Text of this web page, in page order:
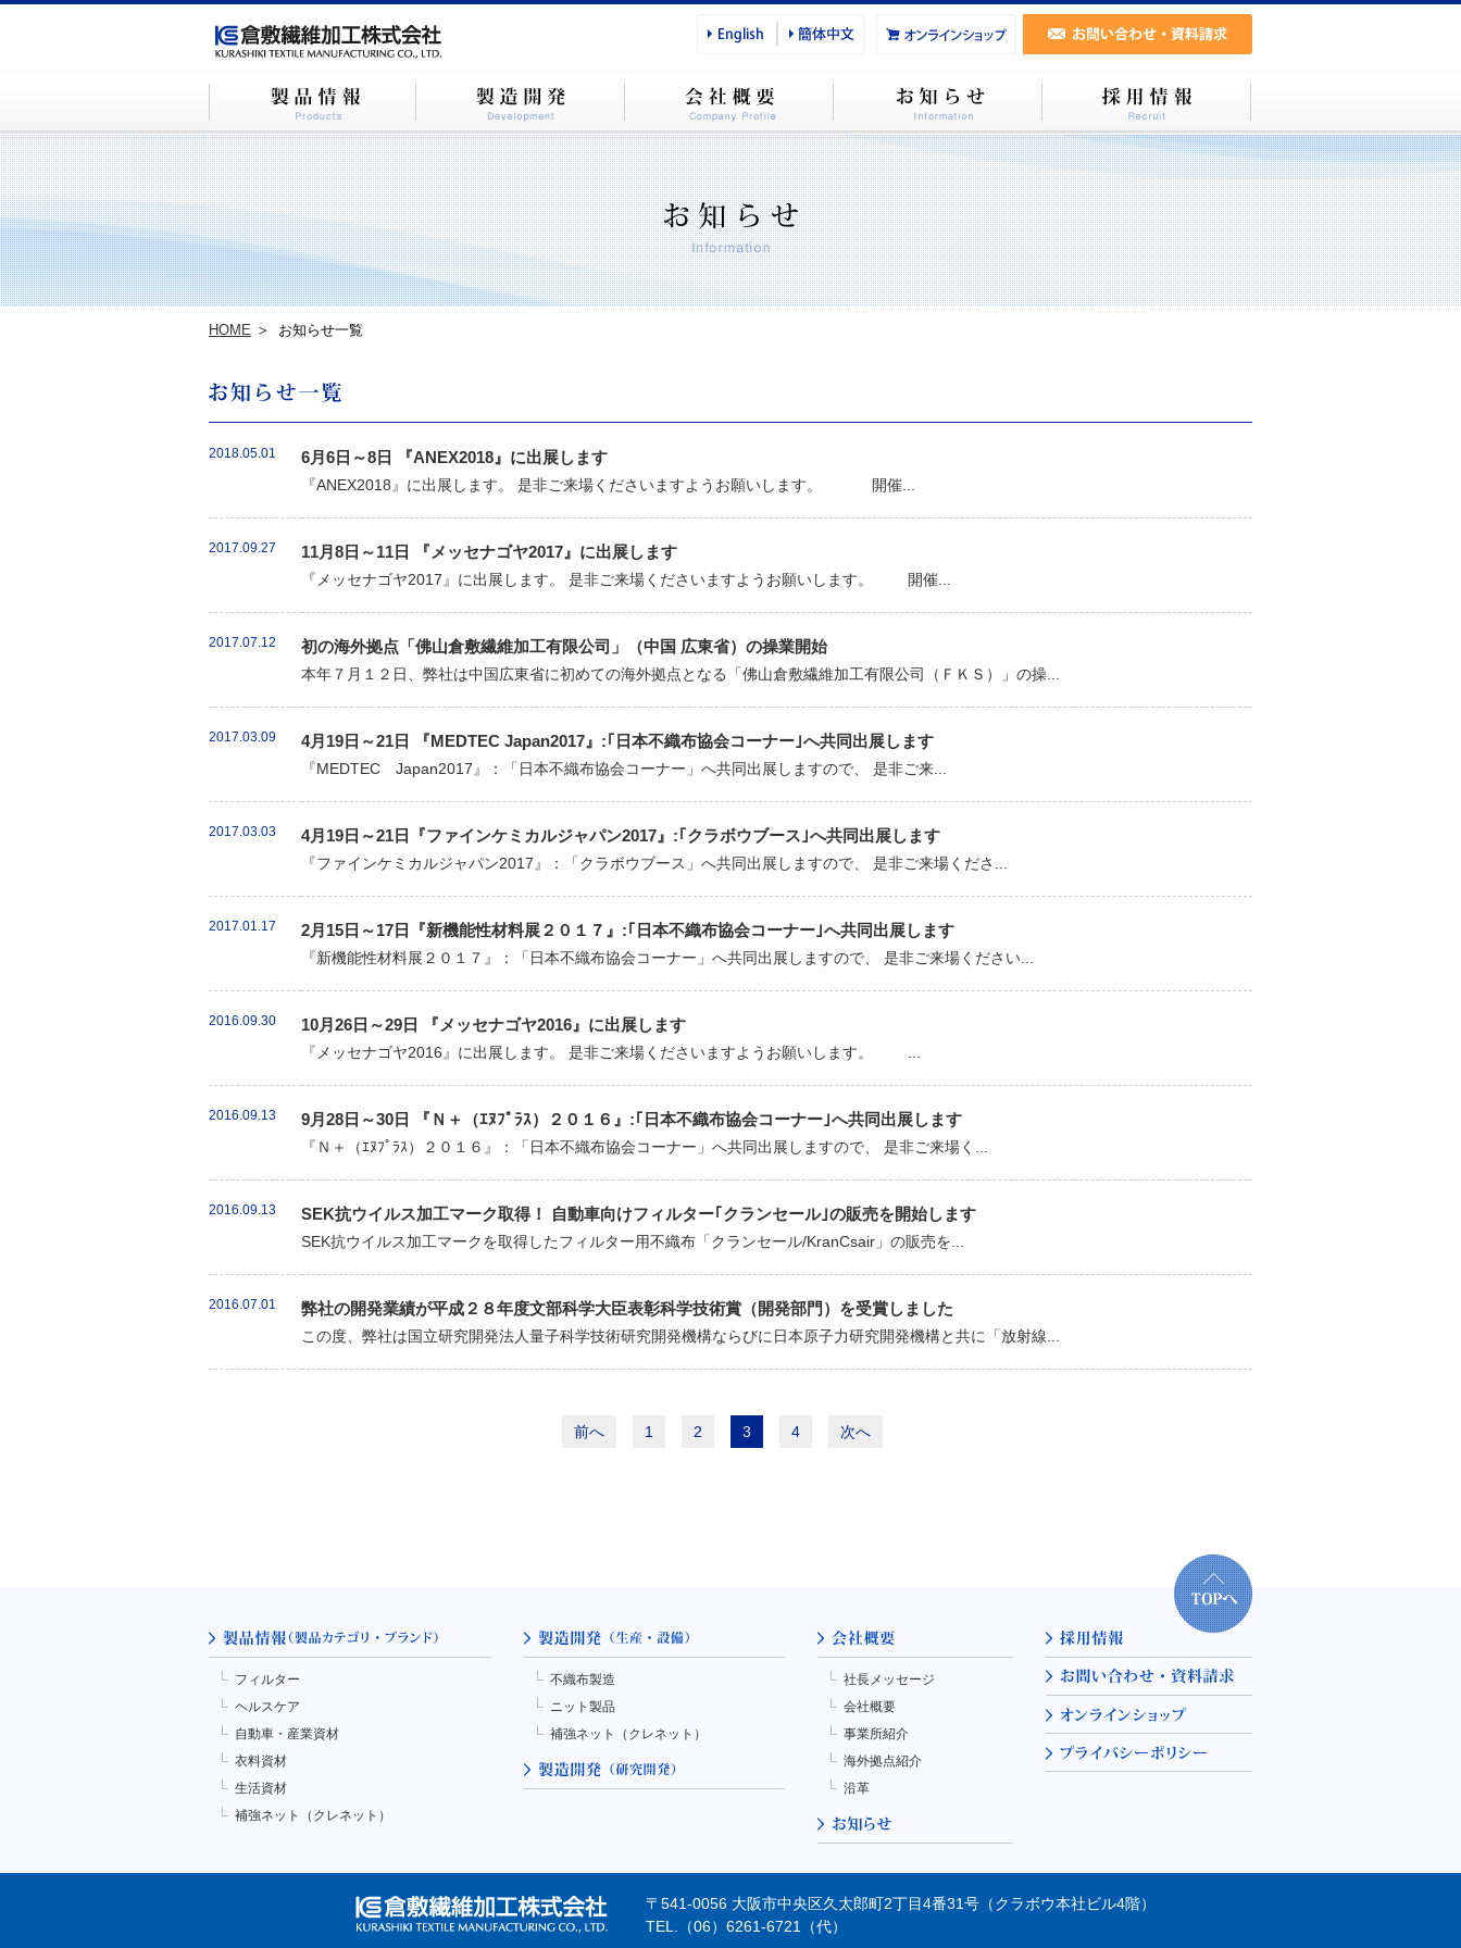
HOME お知らせ一覧
2018.05.01 6月6日～8日 『ANEX2018』に出展します
『ANEX2018』に出展します。 是非ご来場くださいますようお願いします。 開催...
2017.09.27 11月8日～11日 『メッセナゴヤ2017』に出展します
『メッセナゴヤ2017』に出展します。 是非ご来場くださいますようお願いします。 開催...
2017.07.12 初の海外拠点「佛山倉敷繊維加工有限公司」（中国 広東省）の操業開始
本年７月１２日、弊社は中国広東省に初めての海外拠点となる「佛山倉敷繊維加工有限公司（ＦＫＳ）」の操...
2017.03.09 4月19日～21日 『MEDTEC Japan2017』:｢日本不織布協会コーナー｣へ共同出展します
『MEDTEC Japan2017』：「日本不織布協会コーナー」へ共同出展しますので、 是非ご来...
2017.03.03 4月19日～21日『ファインケミカルジャパン2017』:｢クラボウブース｣へ共同出展します
『ファインケミカルジャパン2017』：「クラボウブース」へ共同出展しますので、 是非ご来場くださ...
2017.01.17 2月15日～17日『新機能性材料展２０１７』:｢日本不織布協会コーナー｣へ共同出展します
『新機能性材料展２０１７』：「日本不織布協会コーナー」へ共同出展しますので、 是非ご来場ください...
2016.09.30 10月26日～29日 『メッセナゴヤ2016』に出展します
『メッセナゴヤ2016』に出展します。 是非ご来場くださいますようお願いします。 ...
2016.09.13 9月28日～30日 『Ｎ＋（ｴﾇﾌﾟﾗｽ）２０１６』:｢日本不織布協会コーナー｣へ共同出展します
『Ｎ＋（ｴﾇﾌﾟﾗｽ）２０１６』：「日本不織布協会コーナー」へ共同出展しますので、 是非ご来場く...
2016.09.13 SEK抗ウイルス加工マーク取得！ 自動車向けフィルター｢クランセール｣の販売を開始します
SEK抗ウイルス加工マークを取得したフィルター用不織布「クランセール/KranCsair」の販売を...
2016.07.01 弊社の開発業績が平成２８年度文部科学大臣表彰科学技術賞（開発部門）を受賞しました
この度、弊社は国立研究開発法人量子科学技術研究開発機構ならびに日本原子力研究開発機構と共に「放射線...
前へ 1 2 3 4 次へ
フィルター
ヘルスケア
自動車・産業資材
衣料資材
生活資材
補強ネット（クレネット）
不織布製造
ニット製品
補強ネット（クレネット）
社長メッセージ
会社概要
事業所紹介
海外拠点紹介
沿革
〒541-0056 大阪市中央区久太郎町2丁目4番31号（クラボウ本社ビル4階）
TEL.（06）6261-6721（代）